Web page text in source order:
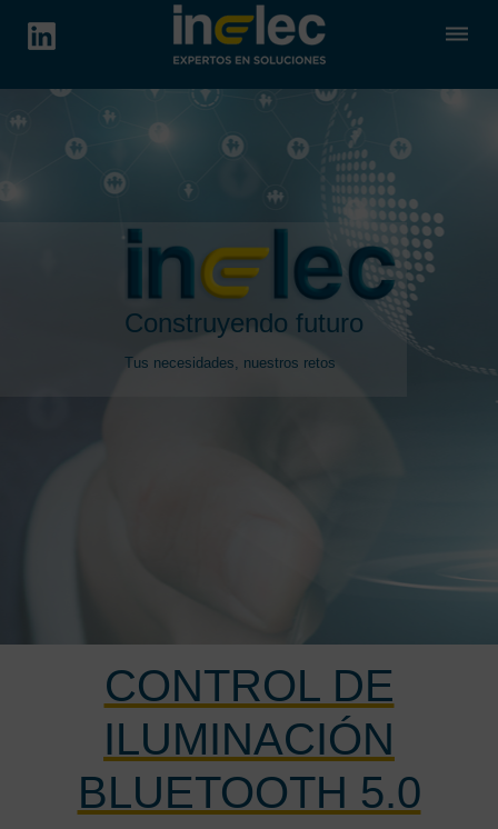
dehaze
Construyendo futuro
Tus necesidades, nuestros retos
CONTROL DE
ILUMINACIÓN
BLUETOOTH 5.0